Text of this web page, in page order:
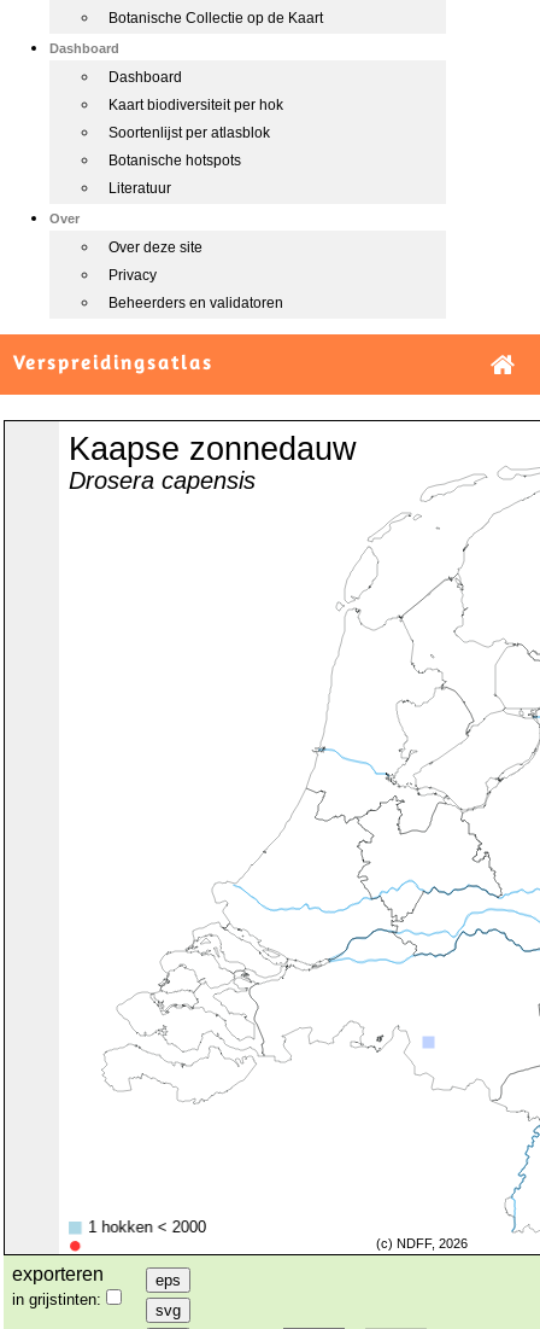
Botanische Collectie op de Kaart
Dashboard
Dashboard
Kaart biodiversiteit per hok
Soortenlijst per atlasblok
Botanische hotspots
Literatuur
Over
Over deze site
Privacy
Beheerders en validatoren
Verspreidingsatlas